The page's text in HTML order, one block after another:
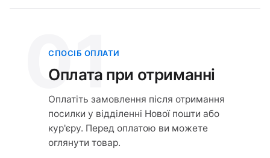
01
СПОСІБ ОПЛАТИ
Оплата при отриманні
Оплатіть замовлення після отримання
посилки у відділенні Нової пошти або
кур'єру. Перед оплатою ви можете
оглянути товар.